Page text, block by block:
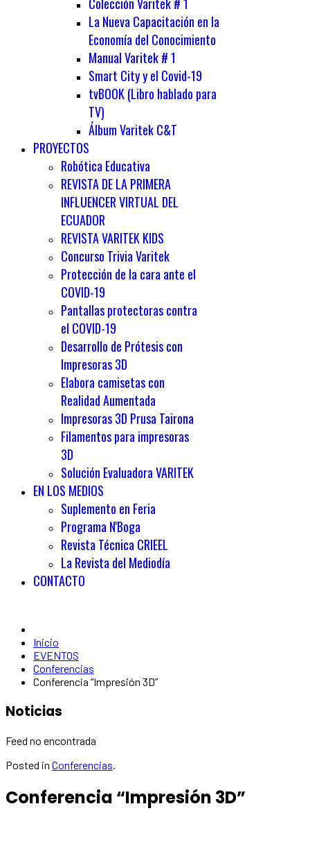
La Nueva Capacitación en la
Economía del Conocimiento
Manual Varitek # 1
Smart City y el Covid-19
tvBOOK (Libro hablado para
TV)
Álbum Varitek C&T
PROYECTOS
Robótica Educativa
REVISTA DE LA PRIMERA
INFLUENCER VIRTUAL DEL
ECUADOR
REVISTA VARITEK KIDS
Concurso Trivia Varitek
Protección de la cara ante el
COVID-19
Pantallas protectoras contra
el COVID-19
Desarrollo de Prótesis con
Impresoras 3D
Elabora camisetas con
Realidad Aumentada
Impresoras 3D Prusa Tairona
Filamentos para impresoras
3D
Solución Evaluadora VARITEK
EN LOS MEDIOS
Suplemento en Feria
Programa N'Boga
Revista Técnica CRIEEL
La Revista del Mediodía
CONTACTO
Inicio
EVENTOS
Conferencias
Conferencia “Impresión 3D”
Noticias
Feed no encontrada
Posted in Conferencias.
Conferencia “Impresión 3D”